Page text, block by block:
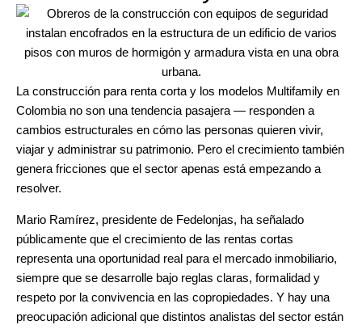
La construcción para renta corta y los modelos Multifamily en
Colombia no son una tendencia pasajera — responden a
cambios estructurales en cómo las personas quieren vivir,
viajar y administrar su patrimonio. Pero el crecimiento también
genera fricciones que el sector apenas está empezando a
resolver.
Mario Ramírez, presidente de Fedelonjas, ha señalado
públicamente que el crecimiento de las rentas cortas
representa una oportunidad real para el mercado inmobiliario,
siempre que se desarrolle bajo reglas claras, formalidad y
respeto por la convivencia en las copropiedades. Y hay una
preocupación adicional que distintos analistas del sector están